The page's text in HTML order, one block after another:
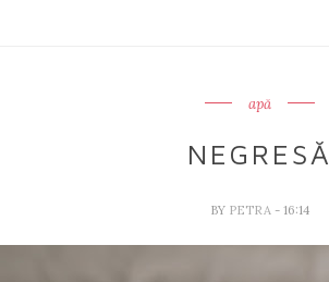
apă
NEGRESĂ
BY PETRA - 16:14